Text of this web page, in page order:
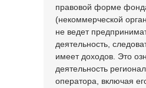
правовой форме
(некоммерческой
не ведет
деятельность,
имеет доходов. Это
деятельность
оператора, включая